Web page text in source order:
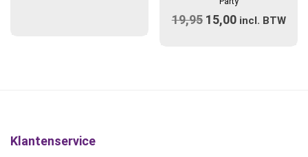
19,95 Oorspronkelijke
15,00Huidige
incl. BTW
Klantenservice